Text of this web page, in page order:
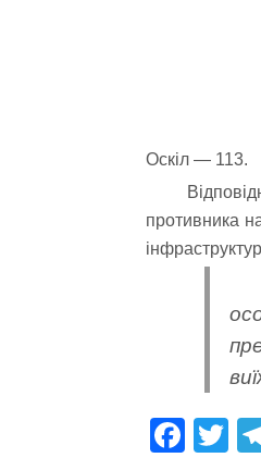
Оскіл — 113.
противника
Fa T